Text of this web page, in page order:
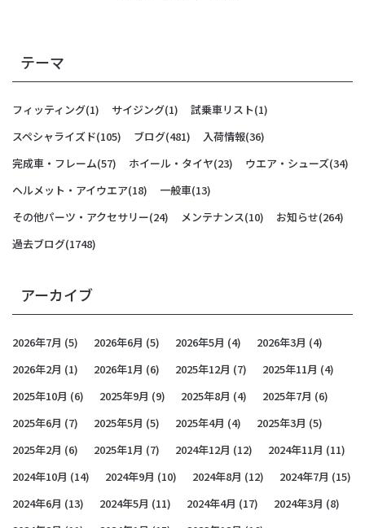
テーマ
フィッティング(1) サイジング(1) 試乗車リスト(1)
スペシャライズド(105) ブログ(481) 入荷情報(36)
完成車・フレーム(57) ホイール・タイヤ(23) ウエア・シューズ(34)
ヘルメット・アイウエア(18) 一般車(13)
その他パーツ・アクセサリー(24) メンテナンス(10) お知らせ(264)
過去ブログ(1748)
アーカイブ
2026年7月 (5) 2026年6月 (5) 2026年5月 (4) 2026年3月 (4)
2026年2月 (1) 2026年1月 (6) 2025年12月 (7) 2025年11月 (4)
2025年10月 (6) 2025年9月 (9) 2025年8月 (4) 2025年7月 (6)
2025年6月 (7) 2025年5月 (5) 2025年4月 (4) 2025年3月 (5)
2025年2月 (6) 2025年1月 (7) 2024年12月 (12) 2024年11月 (11)
2024年10月 (14) 2024年9月 (10) 2024年8月 (12) 2024年7月 (15)
2024年6月 (13) 2024年5月 (11) 2024年4月 (17) 2024年3月 (8)